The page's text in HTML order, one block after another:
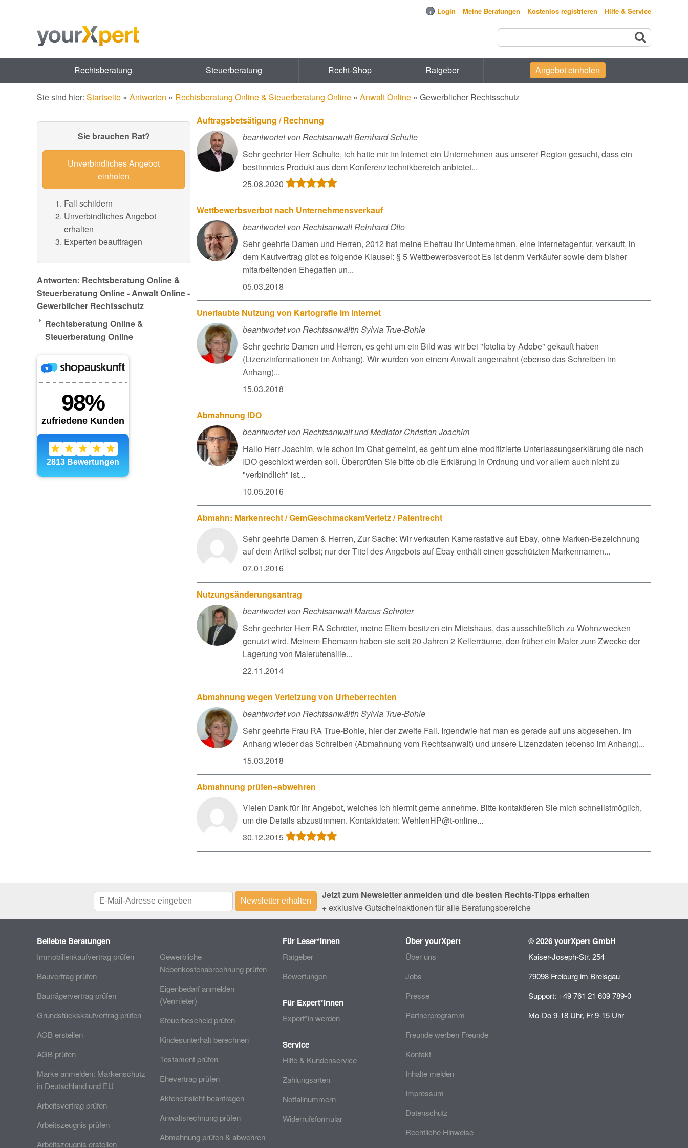
+ Login Meine Beratungen Kostenlos registrieren Hilfe & Service
Rechtsberatung Steuerberatung Recht-Shop Ratgeber Angebot einholen
Sie sind hier: Startseite » Antworten » Rechtsberatung Online & Steuerberatung Online » Anwalt Online » Gewerblicher Rechtsschutz
Sie brauchen Rat?
Unverbindliches Angebot
einholen
Fall schildern
Unverbindliches Angebot
erhalten
Experten beauftragen
Antworten: Rechtsberatung Online &
Steuerberatung Online - Anwalt Online -
Gewerblicher Rechtsschutz
Rechtsberatung Online &
Steuerberatung Online
Auftragsbetsätigung / Rechnung
beantwortet von Rechtsanwalt Bernhard Schulte
Sehr geehrter Herr Schulte, ich hatte mir im Internet ein Unternehmen aus unserer Region gesucht, dass ein
bestimmtes Produkt aus dem Konferenztechnikbereich anbietet...
25.08.2020
Wettbewerbsverbot nach Unternehmensverkauf
beantwortet von Rechtsanwalt Reinhard Otto
Sehr geehrte Damen und Herren, 2012 hat meine Ehefrau ihr Unternehmen, eine Internetagentur, verkauft, in
dem Kaufvertrag gibt es folgende Klausel: § 5 Wettbewerbsverbot Es ist denm Verkäufer sowie dem bisher
mitarbeitenden Ehegatten un...
05.03.2018
Unerlaubte Nutzung von Kartografie im Internet
beantwortet von Rechtsanwältin Sylvia True-Bohle
Sehr geehrte Damen und Herren, es geht um ein Bild was wir bei "fotolia by Adobe" gekauft haben
(Lizenzinformationen im Anhang). Wir wurden von einem Anwalt angemahnt (ebenso das Schreiben im
Anhang)...
15.03.2018
Abmahnung IDO
beantwortet von Rechtsanwalt und Mediator Christian Joachim
Hallo Herr Joachim, wie schon im Chat gemeint, es geht um eine modifizierte Unterlassungserklärung die nach
IDO geschickt werden soll. Überprüfen Sie bitte ob die Erklärung in Ordnung und vor allem auch nicht zu
"verbindlich" ist...
10.05.2016
Abmahn: Markenrecht / GemGeschmacksmVerletz / Patentrecht
Sehr geehrte Damen & Herren, Zur Sache: Wir verkaufen Kamerastative auf Ebay, ohne Marken-Bezeichnung
auf dem Artikel selbst; nur der Titel des Angebots auf Ebay enthält einen geschützten Markennamen...
07.01.2016
Nutzungsänderungsantrag
beantwortet von Rechtsanwalt Marcus Schröter
Sehr geehrter Herr RA Schröter, meine Eltern besitzen ein Mietshaus, das ausschließlich zu Wohnzwecken
genutzt wird. Meinem Ehemann haben sie seit 20 Jahren 2 Kellerräume, den früher ein Maler zum Zwecke der
Lagerung von Malerutensilie...
22.11.2014
Abmahnung wegen Verletzung von Urheberrechten
beantwortet von Rechtsanwältin Sylvia True-Bohle
Sehr geehrte Frau RA True-Bohle, hier der zweite Fall. Irgendwie hat man es gerade auf uns abgesehen. Im
Anhang wieder das Schreiben (Abmahnung vom Rechtsanwalt) und unsere Lizenzdaten (ebenso im Anhang)...
15.03.2018
Abmahnung prüfen+abwehren
Vielen Dank für Ihr Angebot, welches ich hiermit gerne annehme. Bitte kontaktieren Sie mich schnellstmöglich,
um die Details abzustimmen. Kontaktdaten: WehlenHP@t-online...
30.12.2015
Jetzt zum Newsletter anmelden und die besten Rechts-Tipps erhalten
+ exklusive Gutscheinaktionen für alle Beratungsbereiche
Beliebte Beratungen
Immobilienkaufvertrag prüfen
Bauvertrag prüfen
Bauträgervertrag prüfen
Grundstückskaufvertrag prüfen
AGB erstellen
AGB prüfen
Marke anmelden: Markenschutz
in Deutschland und EU
Arbeitsvertrag prüfen
Arbeitszeugnis prüfen
Arbeitszeugnis erstellen
Gewerbliche
Nebenkostenabrechnung prüfen
Eigenbedarf anmelden
(Vermieter)
Steuerbescheid prüfen
Kindesunterhalt berechnen
Testament prüfen
Ehevertrag prüfen
Akteneinsicht beantragen
Anwaltsrechnung prüfen
Abmahnung prüfen & abwehren
Für Leser*innen
Ratgeber
Bewertungen
Für Expert*innen
Expert*in werden
Service
Hilfe & Kundenservice
Zahlungsarten
Notfallnummern
Widerrufsformular
Über yourXpert
Über uns
Jobs
Presse
Partnerprogramm
Freunde werben Freunde
Kontakt
Inhalte melden
Impressum
Datenschutz
Rechtliche Hinweise
© 2026 yourXpert GmbH
Kaiser-Joseph-Str. 254
79098 Freiburg im Breisgau
Support: +49 761 21 609 789-0
Mo-Do 9-18 Uhr, Fr 9-15 Uhr